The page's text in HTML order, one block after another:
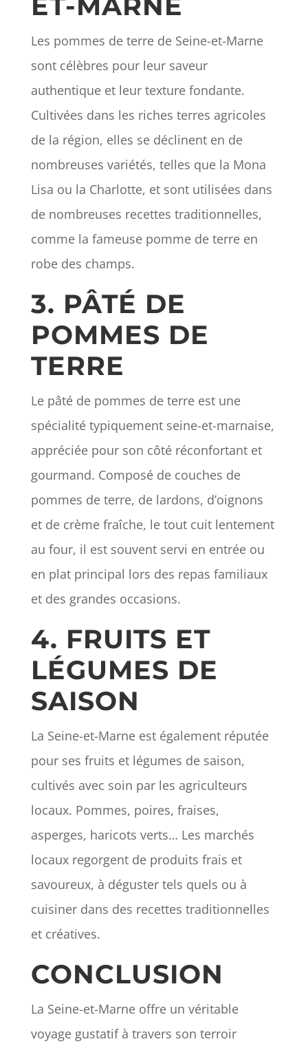
Les pommes de terre de Seine-et-Marne
sont célèbres pour leur saveur
authentique et leur texture fondante.
Cultivées dans les riches terres agricoles
de la région, elles se déclinent en de
nombreuses variétés, telles que la Mona
Lisa ou la Charlotte, et sont utilisées dans
de nombreuses recettes traditionnelles,
comme la fameuse pomme de terre en
robe des champs.
3. PÂTÉ DE
POMMES DE
TERRE
Le pâté de pommes de terre est une
spécialité typiquement seine-et-marnaise,
appréciée pour son côté réconfortant et
gourmand. Composé de couches de
pommes de terre, de lardons, d’oignons
et de crème fraîche, le tout cuit lentement
au four, il est souvent servi en entrée ou
en plat principal lors des repas familiaux
et des grandes occasions.
4. FRUITS ET
LÉGUMES DE
SAISON
La Seine-et-Marne est également réputée
pour ses fruits et légumes de saison,
cultivés avec soin par les agriculteurs
locaux. Pommes, poires, fraises,
asperges, haricots verts… Les marchés
locaux regorgent de produits frais et
savoureux, à déguster tels quels ou à
cuisiner dans des recettes traditionnelles
et créatives.
CONCLUSION
La Seine-et-Marne offre un véritable
voyage gustatif à travers son terroir